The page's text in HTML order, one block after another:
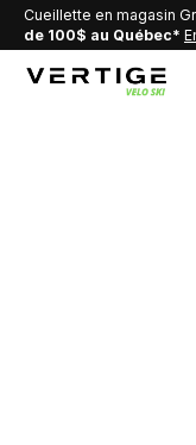
Cueillette en magasin
de 100$ au Québec*